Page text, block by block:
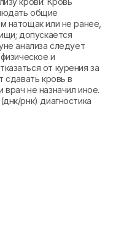
общие
натощак или не ранее,
допускается
анализа следует
и
от курения за
сдавать кровь в
не назначил иное.
рнк) диагностика